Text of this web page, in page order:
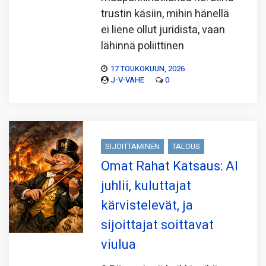
trustin käsiin, mihin hänellä
ei liene ollut juridista, vaan
lähinnä poliittinen
17 TOUKOKUUN, 2026
J-V-VAHE
0
SIJOITTAMINEN TALOUS
Omat Rahat Katsaus: AI
juhlii, kuluttajat
kärvistelevät, ja
sijoittajat soittavat
viulua